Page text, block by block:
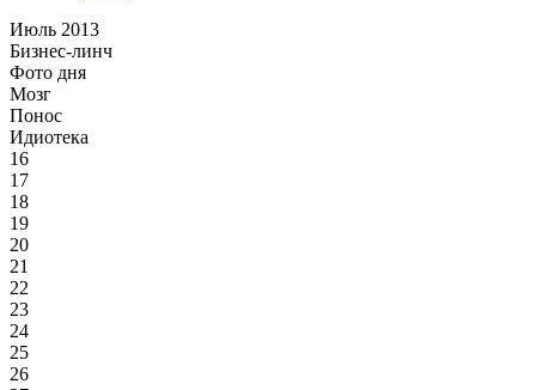
Июль 2013
Бизнес-линч
Фото дня
Мозг
Понос
Идиотека
16
17
18
19
20
21
22
23
24
25
26